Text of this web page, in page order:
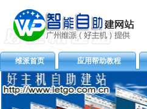
维派首页 应用帮助教程